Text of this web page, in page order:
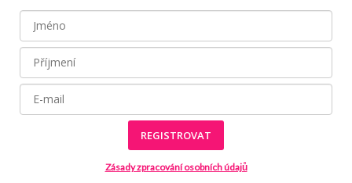
Blog
Všetky práva vyhradené © 2026
Internetové stránky používajúsúbory cookies
REGISTROVAT
Zásady zpracování osobních údajů